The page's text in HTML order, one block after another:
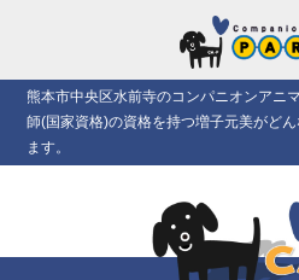
熊本市中央区水前寺のコンパニオンアニ
師(国家資格)の資格を持つ増子元美がど
ます。